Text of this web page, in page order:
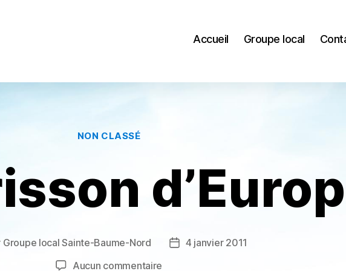
Accueil Groupe local
Catégories
NON CLASSÉ
Groupe local Sainte-Baume-Nord
Date4 janvier 2011
Aucun commentaire